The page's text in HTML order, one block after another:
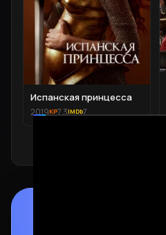
Испанская принцесса
2019 7.3 7